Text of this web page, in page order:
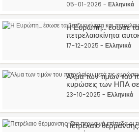
05-01-2026 - Ελληνικά
Η Ευρώπη… έσωσε τα
πετρελαιοκίνητα
17-12-2025 - Ελληνικά
Άλμα των τιμών του
κυρώσεις των ΗΠΑ
23-10-2025 - Ελληνικά
Πετρέλαιο